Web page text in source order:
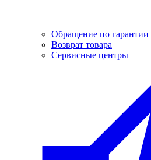
Обращение по гарантии
Возврат товара
Сервисные центры